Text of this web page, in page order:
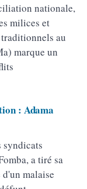
nationale,
milices et
au
marque un
: Adama
syndicats
a tiré sa
malaise